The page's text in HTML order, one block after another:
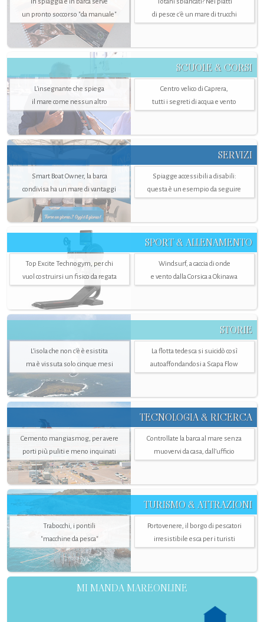
un pronto soccorso "da manuale"
di pesce c'è un mare di trucchi
SCUOLE & CORSI
L'insegnante che spiega
il mare come nessun altro
Centro velico di Caprera,
tutti i segreti di acqua e vento
SERVIZI
Smart Boat Owner, la barca
condivisa ha un mare di vantaggi
Spiagge accessibili a disabili:
questa è un esempio da seguire
SPORT & ALLENAMENTO
Top Excite Technogym, per chi
vuol costruirsi un fisico da regata
Windsurf, a caccia di onde
e vento dalla Corsica a Okinawa
STORIE
L’isola che non c'è è esistita
ma è vissuta solo cinque mesi
La flotta tedesca si suicidò così
autoaffondandosi a Scapa Flow
TECNOLOGIA & RICERCA
Cemento mangiasmog, per avere
porti più puliti e meno inquinati
Controllate la barca al mare senza
muovervi da casa, dall’ufficio
TURISMO & ATTRAZIONI
Trabocchi, i pontili
"macchine da pesca"
Portovenere, il borgo di pescatori
irresistibile esca per i turisti
MI MANDA MAREONLINE